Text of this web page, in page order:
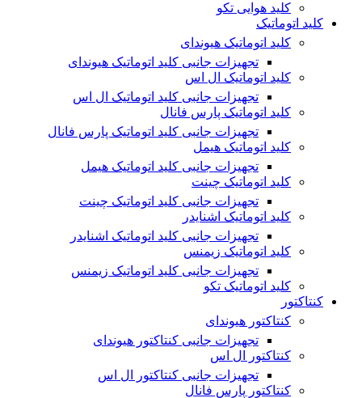
کلید هوایی تکو
کلید اتوماتیک
کلید اتوماتیک هیوندای
تجهیزات جانبی کلید اتوماتیک هیوندای
کلید اتوماتیک ال اس
تجهیزات جانبی کلید اتوماتیک ال اس
کلید اتوماتیک پارس فانال
تجهیزات جانبی کلید اتوماتیک پارس فانال
کلید اتوماتیک هیمل
تجهیزات جانبی کلید اتوماتیک هیمل
کلید اتوماتیک چینت
تجهیزات جانبی کلید اتوماتیک چینت
کلید اتوماتیک اشنایدر
تجهیزات جانبی کلید اتوماتیک اشنایدر
کلید اتوماتیک زیمنس
تجهیزات جانبی کلید اتوماتیک زیمنس
کلید اتوماتیک تکو
کنتاکتور
کنتاکتور هیوندای
تجهیزات جانبی کنتاکتور هیوندای
کنتاکتور ال اس
تجهیزات جانبی کنتاکتور ال اس
کنتاکتور پارس فانال